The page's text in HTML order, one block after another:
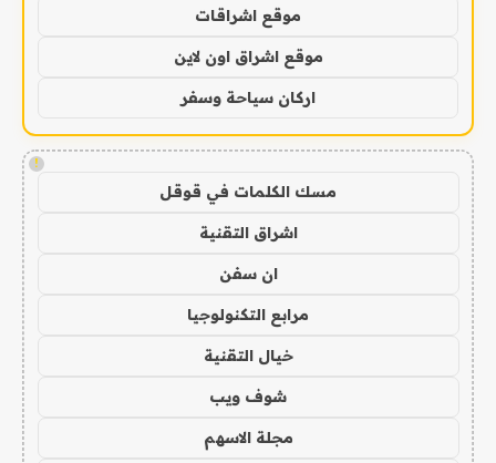
موقع اشراقات
موقع اشراق اون لاين
اركان سياحة وسفر
!
مسك الكلمات في قوقل
اشراق التقنية
ان سفن
مرابع التكنولوجيا
خيال التقنية
شوف ويب
مجلة الاسهم